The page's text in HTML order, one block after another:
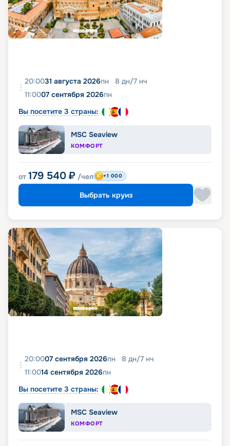
20:0031 августа 2026пн 8 дн/7 нч
11:0007 сентября 2026пн
Вы посетите 3 страны:
MSC Seaview
КОМФОРТ
от 179 540 ₽ /чел +1 000
Выбрать круиз
20:0007 сентября 2026пн 8 дн/7 нч
11:0014 сентября 2026пн
Вы посетите 3 страны:
MSC Seaview
КОМФОРТ